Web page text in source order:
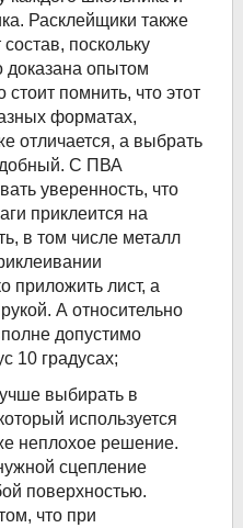
Расклейщики также
поскольку
доказана опытом
стоит помнить, что этот
форматах,
отличается, а выбрать
С ПВА
уверенность, что
приклеится на
в том числе металл
приложить лист, а
А относительно
допустимо
10 градусах;
выбирать в
используется
неплохое решение.
сцепление
поверхностью.
что при